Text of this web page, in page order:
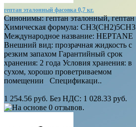
гептан эталонный фасовка 0,7 кг.
Синонимы: гептан эталонный, гептан
Химическая формула: CH3(CH2)5CH3
Международное название: HEPTANE
Внешний вид: прозрачная жидкость с
резким запахом Гарантийный срок
хранения: 2 года Условия хранения: в
сухом, хорошо проветриваемом
помещении Спецификаци..
1 254.56 руб. Без НДС: 1 028.33 руб.